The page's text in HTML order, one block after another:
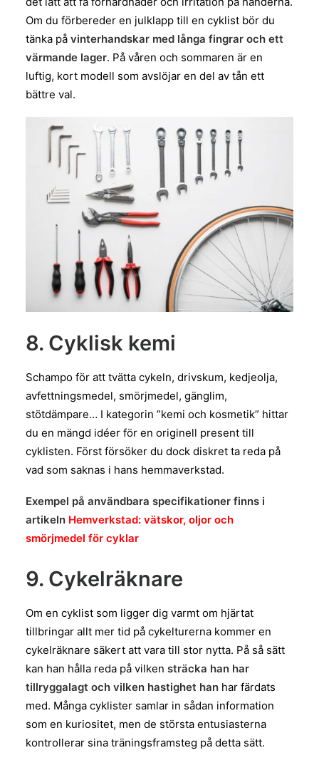
Om du förbereder en julklapp till en cyklist bör du
tänka på vinterhandskar med långa fingrar och ett
värmande lager. På våren och sommaren är en
luftig, kort modell som avslöjar en del av tån ett
bättre val.
8. Cyklisk kemi
Schampo för att tvätta cykeln, drivskum, kedjeolja,
avfettningsmedel, smörjmedel, gänglim,
stötdämpare… I kategorin ”kemi och kosmetik” hittar
du en mängd idéer för en originell present till
cyklisten. Först försöker du dock diskret ta reda på
vad som saknas i hans hemmaverkstad.
Exempel på användbara specifikationer finns i
artikeln Hemverkstad: vätskor, oljor och
smörjmedel för cyklar
9. Cykelräknare
Om en cyklist som ligger dig varmt om hjärtat
tillbringar allt mer tid på cykelturerna kommer en
cykelräknare säkert att vara till stor nytta. På så sätt
kan han hålla reda på vilken sträcka han har
tillryggalagt och vilken hastighet han har färdats
med. Många cyklister samlar in sådan information
som en kuriositet, men de största entusiasterna
kontrollerar sina träningsframsteg på detta sätt.